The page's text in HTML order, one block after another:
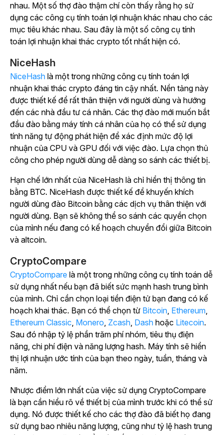
nhau. Một số thợ đào thậm chí còn thấy rằng họ sử
dụng các công cụ tính toán lợi nhuận khác nhau cho các
mục tiêu khác nhau. Sau đây là một số công cụ tính
toán lợi nhuận khai thác crypto tốt nhất hiện có.
NiceHash
NiceHash là một trong những công cụ tính toán lợi
nhuận khai thác crypto đáng tin cậy nhất. Nền tảng này
được thiết kế để rất thân thiện với người dùng và hướng
đến các nhà đầu tư cá nhân. Các thợ đào mới muốn bắt
đầu đào bằng máy tính cá nhân của họ có thể sử dụng
tính năng tự động phát hiện để xác định mức độ lợi
nhuận của CPU và GPU đối với việc đào. Lựa chọn thủ
công cho phép người dùng dễ dàng so sánh các thiết bị.
Hạn chế lớn nhất của NiceHash là chỉ hiển thị thông tin
bằng BTC. NiceHash được thiết kế để khuyến khích
người dùng đào Bitcoin bằng các dịch vụ thân thiện với
người dùng. Bạn sẽ không thể so sánh các quyền chọn
của mình nếu đang có kế hoạch chuyển đổi giữa Bitcoin
và altcoin.
CryptoCompare
CryptoCompare là một trong những công cụ tính toán dễ
sử dụng nhất nếu bạn đã biết sức mạnh hash trung bình
của mình. Chỉ cần chọn loại tiền điện tử bạn đang có kế
hoạch khai thác. Bạn có thể chọn từ Bitcoin, Ethereum,
Ethereum Classic, Monero, Zcash, Dash hoặc Litecoin.
Sau đó nhập tỷ lệ phần trăm phí nhóm, tiêu thụ điện
năng, chi phí điện và năng lượng hash. Máy tính sẽ hiển
thị lợi nhuận ước tính của bạn theo ngày, tuần, tháng và
năm.
Nhược điểm lớn nhất của việc sử dụng CryptoCompare
là bạn cần hiểu rõ về thiết bị của mình trước khi có thể sử
dụng. Nó được thiết kế cho các thợ đào đã biết họ đang
sử dụng bao nhiêu năng lượng, cũng như tỷ lệ hash trung